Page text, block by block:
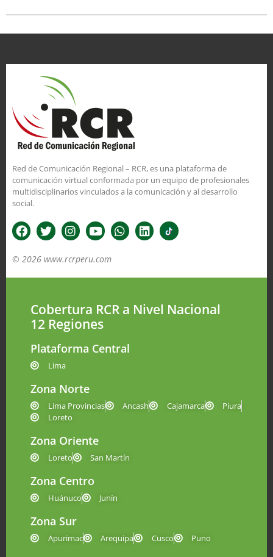
Red de Comunicación Regional – RCR, es una plataforma de
comunicación virtual conformada por un equipo de profesionales
multidisciplinarios vinculados a la comunicación y al desarrollo
social.
© 2026 www.rcrperu.com
Cobertura RCR a Nivel Nacional
12 Regiones
Plataforma Central
Lima
Zona Norte
Lima Provincias Ancash Cajamarca
Piura
Loreto
Zona Oriente
Loreto San Martín
Zona Centro
Huánuco Junín
Zona Sur
Apurimac Arequipa Cusco Puno